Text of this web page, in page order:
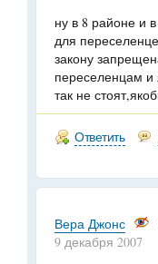
ну в 8 районе и
для
закону
переселенцам
так не
Ответить
Вера Джонс
9 декабря 2007